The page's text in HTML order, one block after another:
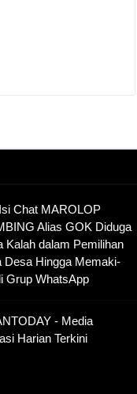
Chat MAROLOP
Alias GOK Diduga
Kalah dalam Pemilihan
Desa Hingga Memaki-
Grup WhatsApp
- Media
Harian Terkini